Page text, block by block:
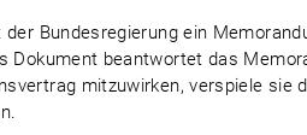
Bundesregierung ein
Dokument beantwortet das
mitzuwirken, verspiele